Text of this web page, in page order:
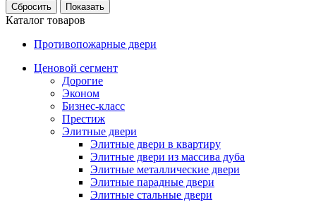
Каталог товаров
Противопожарные двери
Ценовой сегмент
Дорогие
Эконом
Бизнес-класс
Престиж
Элитные двери
Элитные двери в квартиру
Элитные двери из массива дуба
Элитные металлические двери
Элитные парадные двери
Элитные стальные двери